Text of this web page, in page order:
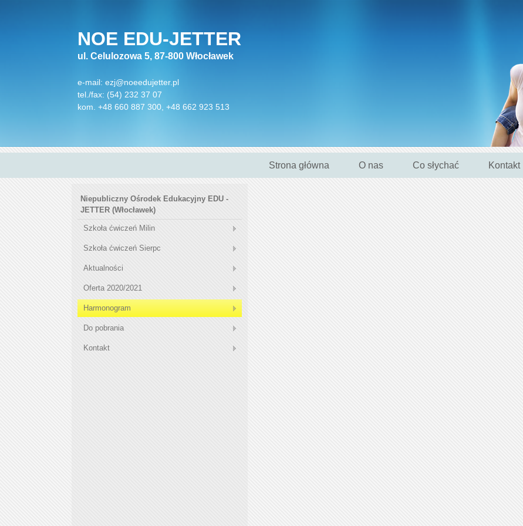
NOE EDU-JETTER
ul. Celulozowa 5, 87-800 Włocławek
e-mail: ezj@noeedujetter.pl
tel./fax: (54) 232 37 07
kom. +48 660 887 300, +48 662 923 513
Strona główna O nas Co słychać Kontakt
Niepubliczny Ośrodek Edukacyjny EDU -
JETTER (Włocławek)
Szkoła ćwiczeń Milin
Szkoła ćwiczeń Sierpc
Aktualności
Oferta 2020/2021
Harmonogram
Do pobrania
Kontakt